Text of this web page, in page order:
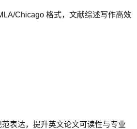
Chicago 格式，文献综述写作高效
表达，提升英文论文可读性与专业